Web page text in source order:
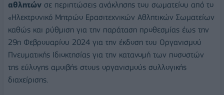
αθλητών σε περιπτώσεις ανάκλησης του σωματείου από το
«Ηλεκτρονικό Μητρώο Ερασιτεχνικών Αθλητικών Σωματείων
καθώς και ρύθμιση για την παράταση προθεσμίας έως την
29η Φεβρουαρίου 2024 για την έκδοση του Οργανισμού
Πνευματικής Ιδιοκτησίας για την κατανομή των ποσοστών
της εύλογης αμοιβής στους οργανισμούς συλλογικής
διαχείρισης.